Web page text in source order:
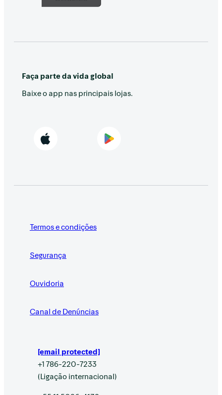
Faça parte da vida global
Baixe o app nas principais lojas.
Termos e condições
Segurança
Ouvidoria
Canal de Denúncias
[email protected]
+1 786-220-7233
(Ligação internacional)